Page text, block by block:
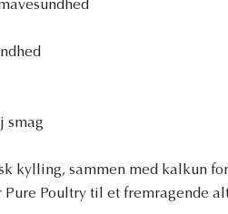
smag
kylling, sammen med kalkun
Poultry til et fremragende